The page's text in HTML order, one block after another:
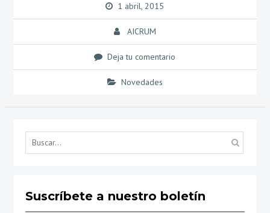
1 abril, 2015
AICRUM
Deja tu comentario
Novedades
Suscríbete a nuestro boletín